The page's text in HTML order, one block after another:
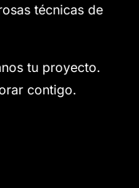
técnicas de
tu proyecto.
contigo.